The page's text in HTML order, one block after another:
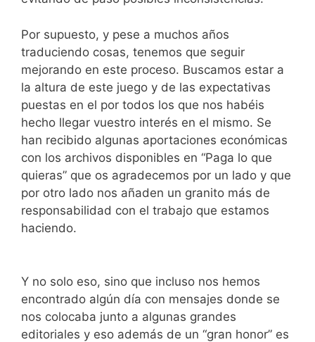
Por supuesto, y pese a muchos años
traduciendo cosas, tenemos que seguir
mejorando en este proceso. Buscamos estar a
la altura de este juego y de las expectativas
puestas en el por todos los que nos habéis
hecho llegar vuestro interés en el mismo. Se
han recibido algunas aportaciones económicas
con los archivos disponibles en “Paga lo que
quieras” que os agradecemos por un lado y que
por otro lado nos añaden un granito más de
responsabilidad con el trabajo que estamos
haciendo.
Y no solo eso, sino que incluso nos hemos
encontrado algún día con mensajes donde se
nos colocaba junto a algunas grandes
editoriales y eso además de un “gran honor” es